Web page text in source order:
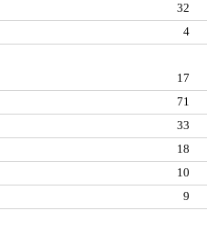
32
4
17
71
33
18
10
9